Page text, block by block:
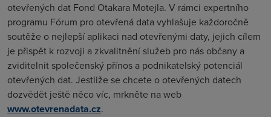
otevřených dat Fond Otakara Motejla. V rámci expertního
programu Fórum pro otevřená data vyhlašuje každoročně
soutěže o nejlepší aplikaci nad otevřenými daty, jejich cílem
je přispět k rozvoji a zkvalitnění služeb pro nás občany a
zviditelnit společenský přínos a podnikatelský potenciál
otevřených dat. Jestliže se chcete o otevřených datech
dozvědět ještě něco víc, mrkněte na web
www.otevrenadata.cz.